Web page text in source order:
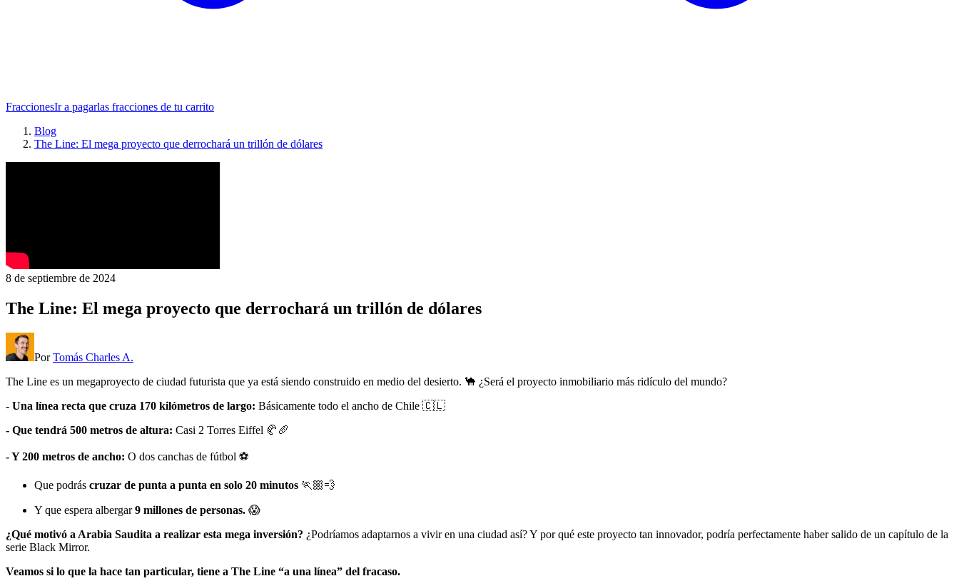
FraccionesIr a pagarlas fracciones de tu carrito
Blog
The Line: El mega proyecto que derrochará un trillón de dólares
8 de septiembre de 2024
The Line: El mega proyecto que derrochará un trillón de dólares
Por Tomás Charles A.
The Line es un megaproyecto de ciudad futurista que ya está siendo construido en medio del desierto. 🐪 ¿Será el proyecto inmobiliario más ridículo del mundo?
- Una línea recta que cruza 170 kilómetros de largo: Básicamente todo el ancho de Chile 🇨🇱
- Que tendrá 500 metros de altura: Casi 2 Torres Eiffel 🥐🥖
- Y 200 metros de ancho: O dos canchas de fútbol ⚽
Que podrás cruzar de punta a punta en solo 20 minutos 🏃🏼💨
Y que espera albergar9 millones de personas. 😱
¿Qué motivó a Arabia Saudita a realizar esta mega inversión? ¿Podríamos adaptarnos a vivir en una ciudad así? Y por qué este proyecto tan innovador, podría perfectamente haber salido de un capítulo de la
serie Black Mirror.
Veamos si lo que la hace tan particular, tiene a The Line “a una línea” del fracaso.